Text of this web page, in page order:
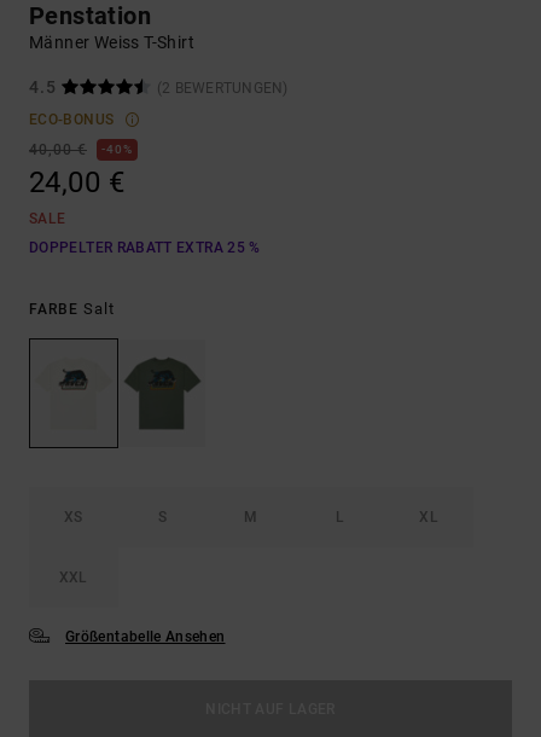
Penstation
Männer Weiss T-Shirt
4.5
(2 BEWERTUNGEN)
ECO-BONUS
40,00 €
40%
24,00 €
SALE
DOPPELTER RABATT EXTRA 25 %
FARBE Salt
XS S M L XL
XXL
Größentabelle Ansehen